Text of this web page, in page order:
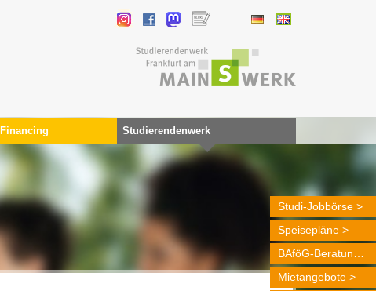
Studierendenwerk
Studi-Jobbörse
Speisepläne
Mietangebote